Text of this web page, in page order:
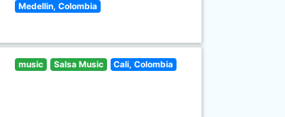
Medellin, Colombia
music Salsa Music Cali, Colombia